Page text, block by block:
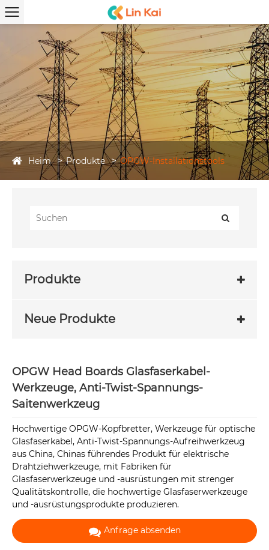
Heim Produkte OPGW-Installationstools
Produkte
Neue Produkte
OPGW Head Boards Glasfaserkabel-
Werkzeuge, Anti-Twist-Spannungs-
Saitenwerkzeug
Hochwertige OPGW-Kopfbretter, Werkzeuge für optische
Glasfaserkabel, Anti-Twist-Spannungs-Aufreihwerkzeug
aus China, Chinas führendes Produkt für elektrische
Drahtziehwerkzeuge, mit Fabriken für
Glasfaserwerkzeuge und -ausrüstungen mit strenger
Qualitätskontrolle, die hochwertige Glasfaserwerkzeuge
und -ausrüstungsprodukte produzieren.
Anfrage absenden